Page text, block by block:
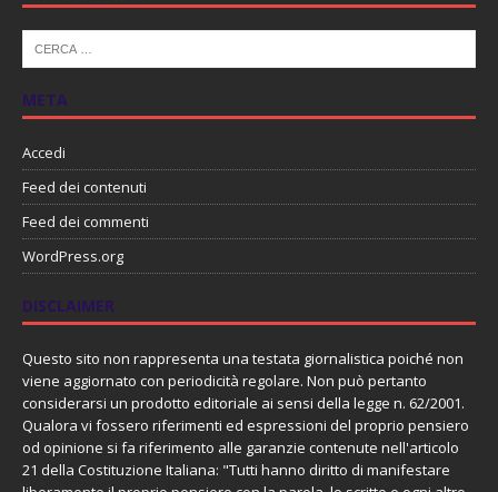
META
Accedi
Feed dei contenuti
Feed dei commenti
WordPress.org
DISCLAIMER
Questo sito non rappresenta una testata giornalistica poiché non
viene aggiornato con periodicità regolare. Non può pertanto
considerarsi un prodotto editoriale ai sensi della legge n. 62/2001.
Qualora vi fossero riferimenti ed espressioni del proprio pensiero
od opinione si fa riferimento alle garanzie contenute nell'articolo
21 della Costituzione Italiana: "Tutti hanno diritto di manifestare